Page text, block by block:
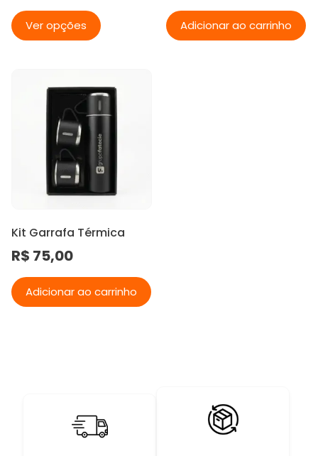
Ver opções Adicionar ao carrinho
Kit Garrafa Térmica
R$ 75,00
Adicionar ao carrinho